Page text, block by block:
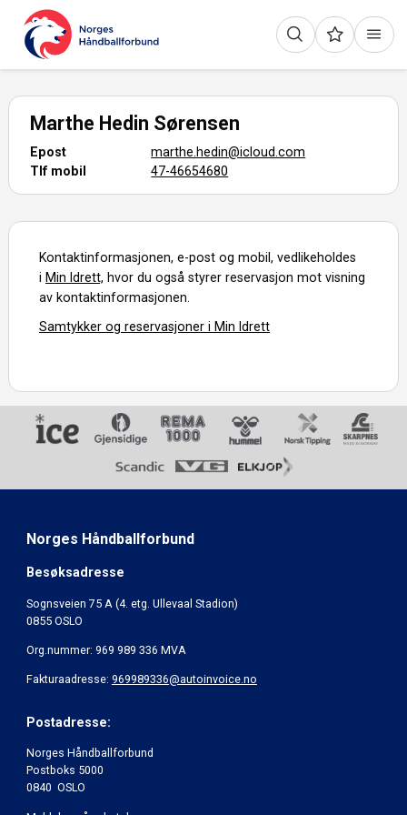
Marthe Hedin Sørensen
Epost
marthe.hedin@icloud.com
Tlf mobil
47-46654680
Kontaktinformasjonen, e-post og mobil, vedlikeholdes
i Min Idrett, hvor du også styrer reservasjon mot visning
av kontaktinformasjonen.
Samtykker og reservasjoner i Min Idrett
Norges Håndballforbund
Besøksadresse
Sognsveien 75 A (4. etg. Ullevaal Stadion)
0855 OSLO
Org.nummer: 969 989 336 MVA
Fakturaadresse: 969989336@autoinvoice.no
Postadresse:
Norges Håndballforbund
Postboks 5000
0840 OSLO